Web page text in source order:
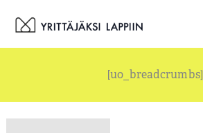
sisältöön
[uo_breadcrumbs]